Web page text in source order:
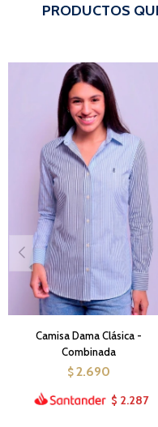
PRODUCTOS
Camisa Dama Clásica -
Combinada
$ 2.690
$ 2.287